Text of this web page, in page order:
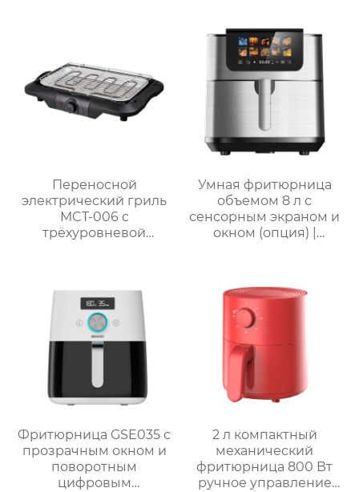
Переносной
электрический гриль
MCT-006 с
трёхуровневой
термостатическим
управлением
Умная фритюрница
объемом 8 л с
сенсорным экраном и
окном (опция) |
Фритюрница GSE035 с
прозрачным окном и
поворотным
цифровым
2 л компактный
механический
фритюрница 800 Вт
ручное управление